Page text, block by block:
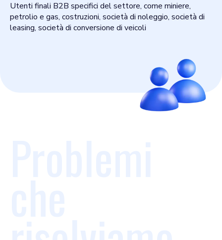
Utenti finali B2B specifici del settore, come miniere,
petrolio e gas, costruzioni, società di noleggio, società di
leasing, società di conversione di veicoli